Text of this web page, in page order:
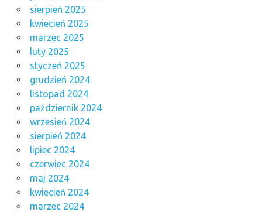
sierpień 2025
kwiecień 2025
marzec 2025
luty 2025
styczeń 2025
grudzień 2024
listopad 2024
październik 2024
wrzesień 2024
sierpień 2024
lipiec 2024
czerwiec 2024
maj 2024
kwiecień 2024
marzec 2024